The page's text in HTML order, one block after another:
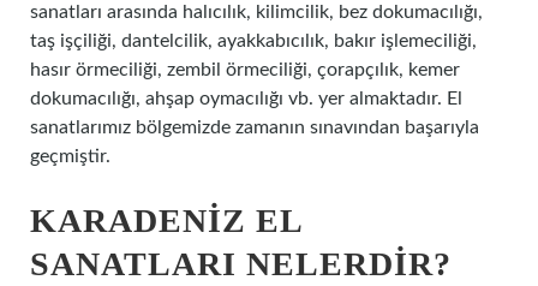
sanatları arasında halıcılık, kilimcilik, bez dokumacılığı,
taş işçiliği, dantelcilik, ayakkabıcılık, bakır işlemeciliği,
hasır örmeciliği, zembil örmeciliği, çorapçılık, kemer
dokumacılığı, ahşap oymacılığı vb. yer almaktadır. El
sanatlarımız bölgemizde zamanın sınavından başarıyla
geçmiştir.
KARADENIZ EL
SANATLARI NELERDIR?